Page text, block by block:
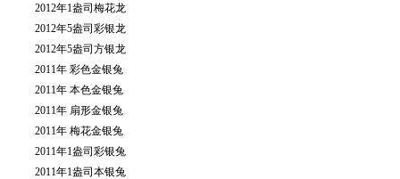
2012年1盎司梅花龙
2012年5盎司彩银龙
2012年5盎司方银龙
2011年 彩色金银兔
2011年 本色金银兔
2011年 扇形金银兔
2011年 梅花金银兔
2011年1盎司彩银兔
2011年1盎司本银兔